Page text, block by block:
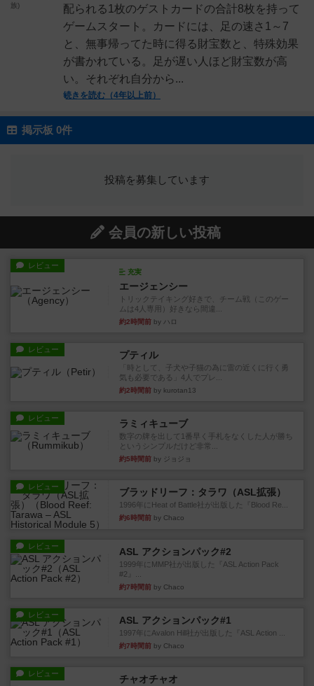
配られる1枚のゲストカードの合計8枚を持って
ゲームスタート。カードには、足の速さ1～7
と、無事帰ってた時に得る財宝数と、特殊効果
が書かれている。足が遅い人ほど財宝数が高
い。それぞれ自分から...
続きを読む（4年以上前）
族)
掲示板 0件
投稿を募集しています
会員の新しい投稿
レビュー
充実
エージェンシー
トリックテイキング好きで、チーム戦（このゲー
ムは4人専用）好きなら間違...
約2時間前 by ハロ
レビュー プティル
「時として、子犬や子猫の為に雷の近くに行く勇
気も必要である」4人でプレ...
約2時間前 by kurotan13
レビュー ラミィキューブ
数字の牌を出して1番早く手札をなくした人が勝ち
というシンプルだけど非常...
約5時間前 by ジョジョ
レビュー
ブラッドリーフ：タラワ（ASL拡張）
1996年にHeat of Battle社が出版した『Blood Re...
約6時間前 by Chaco
レビュー ASL アクションパック#2
1999年にMMP社が出版した『ASL Action Pack
#2』...
約7時間前 by Chaco
レビュー ASL アクションパック#1
1997年にAvalon Hill社が出版した『ASL Action ...
約7時間前 by Chaco
レビュー チャオチャオ